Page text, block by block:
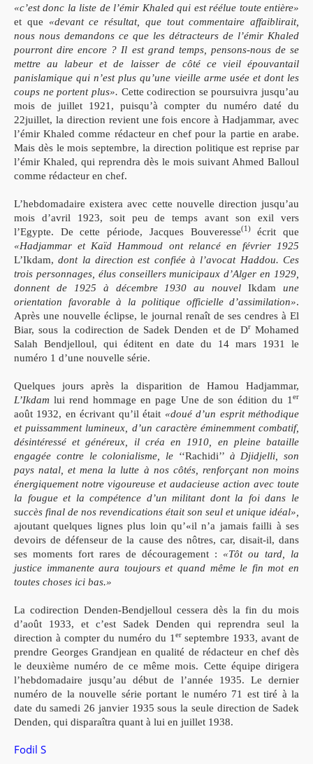
«c’est donc la liste de l’émir Khaled qui est réélue toute entière»
et que «devant ce résultat, que tout commentaire affaiblirait,
nous nous demandons ce que les détracteurs de l’émir Khaled
pourront dire encore ? Il est grand temps, pensons-nous de se
mettre au labeur et de laisser de côté ce vieil épouvantail
panislamique qui n’est plus qu’une vieille arme usée et dont les
coups ne portent plus». Cette codirection se poursuivra jusqu’au
mois de juillet 1921, puisqu’à compter du numéro daté du
22juillet, la direction revient une fois encore à Hadjammar, avec
l’émir Khaled comme rédacteur en chef pour la partie en arabe.
Mais dès le mois septembre, la direction politique est reprise par
l’émir Khaled, qui reprendra dès le mois suivant Ahmed Balloul
comme rédacteur en chef.
L’hebdomadaire existera avec cette nouvelle direction jusqu’au
mois d’avril 1923, soit peu de temps avant son exil vers
l’Egypte. De cette période, Jacques Bouveresse(1)écrit que
«Hadjammar et Kaïd Hammoud ont relancé en février 1925
L’Ikdam,dont la direction est confiée à l’avocat Haddou. Ces
trois personnages, élus conseillers municipaux d’Alger en 1929,
donnent de 1925 à décembre 1930 au nouvel Ikdamune
orientation favorable à la politique officielle d’assimilation».
Après une nouvelle éclipse, le journal renaît de ses cendres à El
Biar, sous la codirection de Sadek Denden et de DrMohamed
Salah Bendjelloul, qui éditent en date du 14 mars 1931 le
numéro 1 d’une nouvelle série.
Quelques jours après la disparition de Hamou Hadjammar,
L’Ikdamlui rend hommage en page Une de son édition du 1er
août 1932, en écrivant qu’il était «doué d’un esprit méthodique
et puissamment lumineux, d’un caractère éminemment combatif,
désintéressé et généreux, il créa en 1910, en pleine bataille
engagée contre le colonialisme, le ‘‘Rachidi’’ à Djidjelli, son
pays natal, et mena la lutte à nos côtés, renforçant non moins
énergiquement notre vigoureuse et audacieuse action avec toute
la fougue et la compétence d’un militant dont la foi dans le
succès final de nos revendications était son seul et unique idéal»,
ajoutant quelques lignes plus loin qu’«il n’a jamais failli à ses
devoirs de défenseur de la cause des nôtres, car, disait-il, dans
ses moments fort rares de découragement : «Tôt ou tard, la
justice immanente aura toujours et quand même le fin mot en
toutes choses ici bas.»
La codirection Denden-Bendjelloul cessera dès la fin du mois
d’août 1933, et c’est Sadek Denden qui reprendra seul la
direction à compter du numéro du 1 er septembre 1933, avant de
prendre Georges Grandjean en qualité de rédacteur en chef dès
le deuxième numéro de ce même mois. Cette équipe dirigera
l’hebdomadaire jusqu’au début de l’année 1935. Le dernier
numéro de la nouvelle série portant le numéro 71 est tiré à la
date du samedi 26 janvier 1935 sous la seule direction de Sadek
Denden, qui disparaîtra quant à lui en juillet 1938.
Fodil S